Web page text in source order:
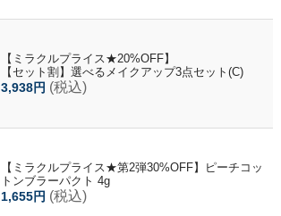
【ミラクルプライス★20%OFF】
【セット割】選べるメイクアップ3点セット(C)
3,938円 (税込)
【ミラクルプライス★第2弾30%OFF】ピーチコッ
トンブラーパクト 4g
1,655円 (税込)